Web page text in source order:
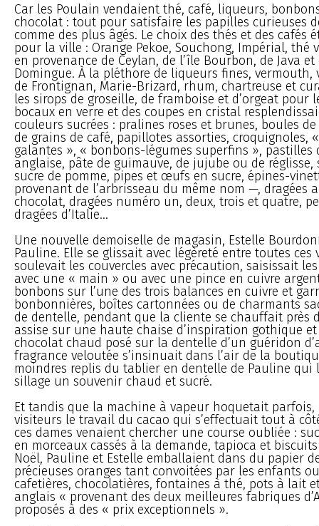
Car les Poulain vendaient thé, café, liqueurs,
chocolat : tout pour satisfaire les papilles curieuses
comme des plus âgés. Le choix des thés et des cafés
pour la ville : Orange Pekoe, Souchong, Impérial, thé
en provenance de Ceylan, de l’île Bourbon, de Java
Domingue. À la pléthore de liqueurs fines, vermouth,
de Frontignan, Marie-Brizard, rhum, chartreuse et
les sirops de groseille, de framboise et d’orgeat pour
bocaux en verre et des coupes en cristal
couleurs sucrées : pralines roses et brunes, boules
de grains de café, papillotes assorties, croquignoles,
galantes », « bonbons-légumes superfins », pastilles
anglaise, pâte de guimauve, de jujube ou de réglisse,
sucre de pomme, pipes et œufs en sucre, épines-
provenant de l’arbrisseau du même nom —, dragées
chocolat, dragées numéro un, deux, trois et quatre,
dragées d’Italie...
Une nouvelle demoiselle de magasin, Estelle
Pauline. Elle se glissait avec légèreté entre toutes ces
soulevait les couvercles avec précaution, saisissait
avec une « main » ou avec une pince en cuivre
bonbons sur l’une des trois balances en cuivre et
bonbonnières, boîtes cartonnées ou de charmants
de dentelle, pendant que la cliente se chauffait près
assise sur une haute chaise d’inspiration gothique
chocolat chaud posé sur la dentelle d’un guéridon
fragrance veloutée s’insinuait dans l’air de la
moindres replis du tablier en dentelle de Pauline qui
sillage un souvenir chaud et sucré.
Et tandis que la machine à vapeur hoquetait
visiteurs le travail du cacao qui s’effectuait tout à
ces dames venaient chercher une course oubliée :
en morceaux cassés à la demande, tapioca et biscuits
Noël, Pauline et Estelle emballaient dans du papier
précieuses oranges tant convoitées par les enfants
cafetières, chocolatières, fontaines à thé, pots à lait
anglais « provenant des deux meilleures fabriques
proposés à des « prix exceptionnels ».